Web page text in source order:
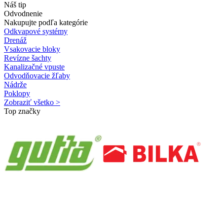
Náš tip
Odvodnenie
Nakupujte podľa kategórie
Odkvapové systémy
Drenáž
Vsakovacie bloky
Revízne šachty
Kanalizačné vpuste
Odvodňovacie žľaby
Nádrže
Poklopy
Zobraziť všetko >
Top značky